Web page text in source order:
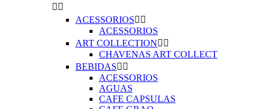
 
ACESSORIOS 
ACESSORIOS
ART COLLECTION 
CHAVENAS ART COLLECT
BEBIDAS 
ACESSORIOS
AGUAS
CAFE CAPSULAS